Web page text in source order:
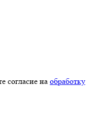
согласие на обработку